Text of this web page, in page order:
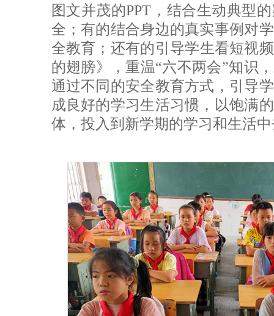
图文并茂的PPT，结合生动典型
全；有的结合身边的真实事例对
全教育；还有的引导学生看短视
的翅膀》，重温“六不两会”知识
通过不同的安全教育方式，引导
成良好的学习生活习惯，以饱满
体，投入到新学期的学习和生活